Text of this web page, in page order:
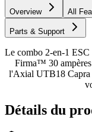
Overview All
Parts & Support
Le combo 2-en-1
Firma™ 30 ampères
l'Axial UTB18 Capra
Détails du